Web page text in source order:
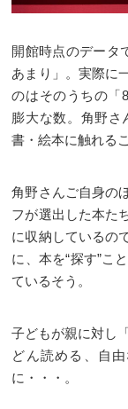
開館時点のデータ
あまり」。実際に
のはそのうちの「
膨大な数。角野さ
書・絵本に触れる
角野さんご自身の
フが選出した本た
に収納しているの
に、本を“探す”こ
ているそう。
子どもが親に対し
どん読める、自
に・・・。